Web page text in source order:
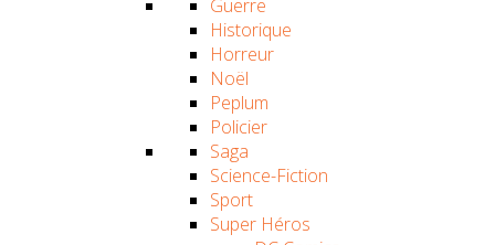
Guerre
Historique
Horreur
Noël
Peplum
Policier
Saga
Science-Fiction
Sport
Super Héros